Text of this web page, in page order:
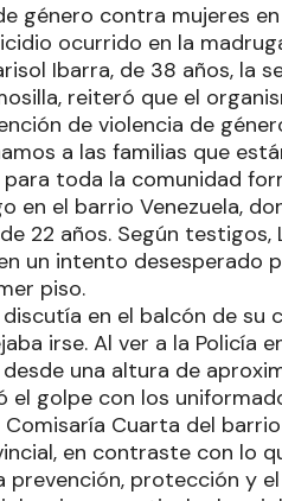
género contra mujeres
ocurrido en la
Ibarra, de 38 años, la
reiteró que el
de violencia de
a las familias que
toda la comunidad
en el barrio Venezuela,
22 años. Según testigos,
un intento desesperado
piso.
en el balcón de su
irse. Al ver a la Policía
una altura de
golpe con los
Cuarta del
en contraste con lo
protección y